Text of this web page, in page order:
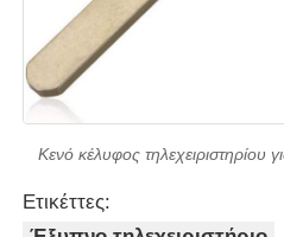
Κενό κέλυφος
Ετικέττες: